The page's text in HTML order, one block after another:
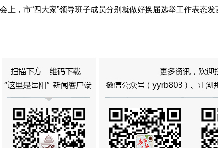
会上，市“四大家”领导班子成员分别就做好换届选举工作表态发